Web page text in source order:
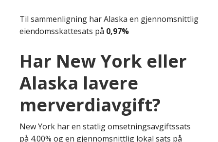
Til sammenligning har Alaska en gjennomsnittlig
eiendomsskattesats på 0,97%
Har New York eller
Alaska lavere
merverdiavgift?
New York har en statlig omsetningsavgiftssats
på 4.00% og en gjennomsnittlig lokal sats på